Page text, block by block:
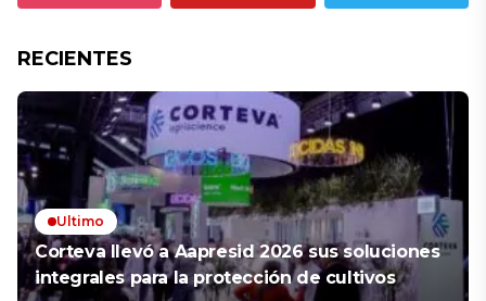
RECIENTES
Ultimo
Corteva llevó a Aapresid 2026 sus soluciones
integrales para la protección de cultivos